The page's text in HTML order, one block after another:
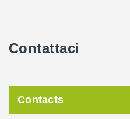
Contattaci
Contacts